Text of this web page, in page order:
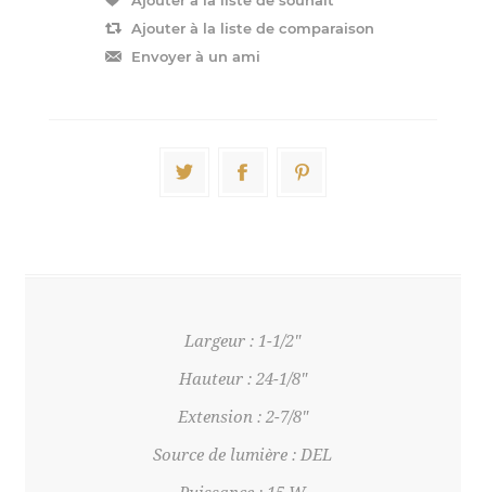
Largeur : 1-1/2"
Hauteur : 24-1/8"
Extension : 2-7/8"
Source de lumière : DEL